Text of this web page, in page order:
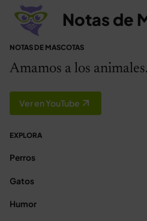
Notas de
NOTAS DE MASCOTAS
Amamos a los animales.
Ver en YouTube
EXPLORA
Perros
Gatos
Humor